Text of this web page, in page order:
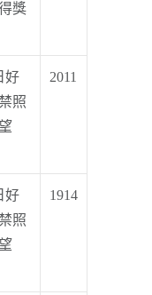
獎
好
照
2011
好
照
1914